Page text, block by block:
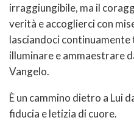
irraggiungibile, ma il
verità e accoglierci con
lasciandoci
illuminare e ammaestrare
Vangelo.
È un cammino dietro a Lui
fiducia e letizia di cuore.